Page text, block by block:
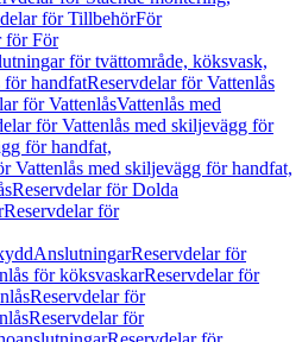
för TillbehörFör
för För
för tvättområde, köksvask,
för handfatReservdelar för Vattenlås
för VattenlåsVattenlås med
för Vattenlås med skiljevägg för
för handfat,
Vattenlås med skiljevägg för handfat,
Reservdelar för Dolda
Reservdelar för
AnslutningarReservdelar för
för köksvaskarReservdelar för
Reservdelar för
Reservdelar för